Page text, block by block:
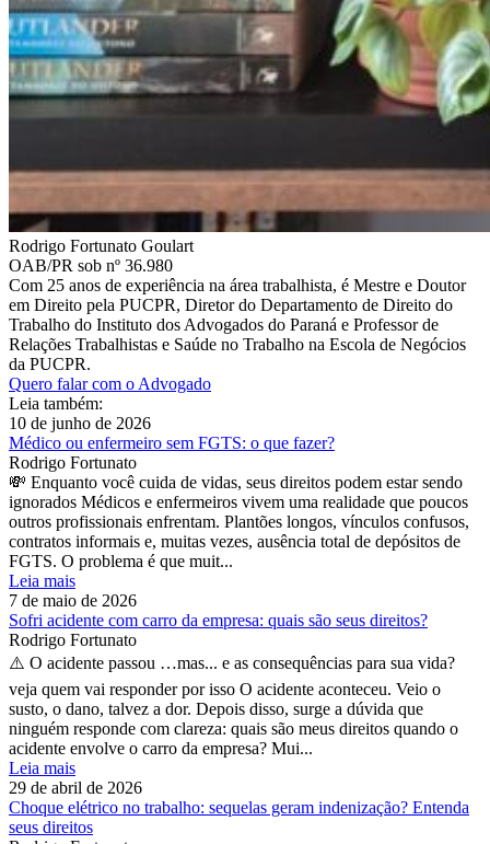
Rodrigo Fortunato Goulart
OAB/PR sob nº 36.980
Com 25 anos de experiência na área trabalhista, é Mestre e Doutor
em Direito pela PUCPR, Diretor do Departamento de Direito do
Trabalho do Instituto dos Advogados do Paraná e Professor de
Relações Trabalhistas e Saúde no Trabalho na Escola de Negócios
da PUCPR.
Quero falar com o Advogado
Leia também:
10 de junho de 2026
Médico ou enfermeiro sem FGTS: o que fazer?
Rodrigo Fortunato
💸 Enquanto você cuida de vidas, seus direitos podem estar sendo
ignorados Médicos e enfermeiros vivem uma realidade que poucos
outros profissionais enfrentam. Plantões longos, vínculos confusos,
contratos informais e, muitas vezes, ausência total de depósitos de
FGTS. O problema é que muit...
Leia mais
7 de maio de 2026
Sofri acidente com carro da empresa: quais são seus direitos?
Rodrigo Fortunato
⚠️ O acidente passou …mas... e as consequências para sua vida?
veja quem vai responder por isso O acidente aconteceu. Veio o
susto, o dano, talvez a dor. Depois disso, surge a dúvida que
ninguém responde com clareza: quais são meus direitos quando o
acidente envolve o carro da empresa? Mui...
Leia mais
29 de abril de 2026
Choque elétrico no trabalho: sequelas geram indenização? Entenda
seus direitos